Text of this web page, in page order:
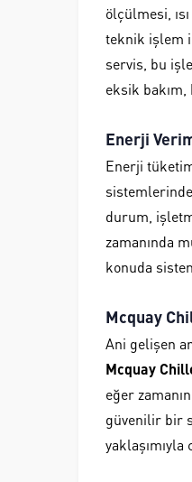
ölçülmesi,
teknik işlem
servis, bu
eksik bakım,
Enerji
Enerji
durum,
zamanında
konuda
Mcquay
Ani gelişen
Mcquay
eğer
güvenilir bir
yaklaşımıyla